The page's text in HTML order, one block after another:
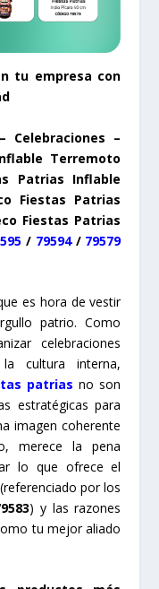
tu empresa con
Celebraciones –
Terremoto
Patrias Inflable
Fiestas Patrias
Fiestas Patrias
/ 79594/ 79579
es hora de vestir
patrio. Como
celebraciones
cultura interna,
patrias no son
estratégicas para
imagen coherente
merece la pena
lo que ofrece el
por los
) y las razones
tu mejor aliado